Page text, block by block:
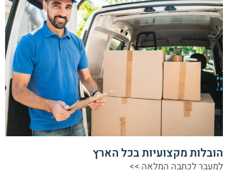
הובלות מקצועיות בכל הארץ
למעבר לכתבה המלאה >>